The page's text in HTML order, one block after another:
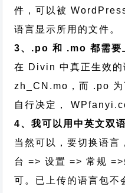
件，可以被
语言显示所用的文件。
3、.po 和 .mo 都需要
在 Divin 中真正生效
zh_CN.mo，而 .po 为
自行决定，
4、我可以用中英文双
当然可以，要切换语
台 => 设置 => 常规 =>
可。已上传的语言包不